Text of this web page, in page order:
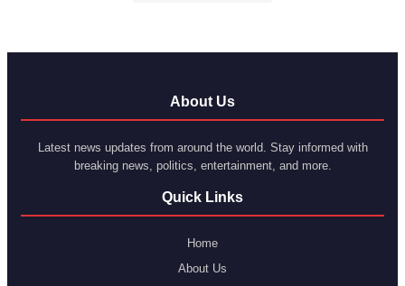
About Us
Latest news updates from around the world. Stay informed with
breaking news, politics, entertainment, and more.
Quick Links
Home
About Us